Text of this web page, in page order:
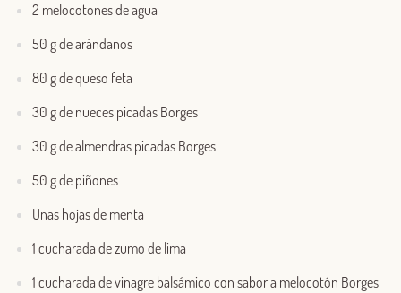
2 melocotones de agua
50 g de arándanos
80 g de queso feta
30 g de nueces picadas Borges
30 g de almendras picadas Borges
50 g de piñones
Unas hojas de menta
1 cucharada de zumo de lima
1 cucharada de vinagre balsámico con sabor a melocotón Borges